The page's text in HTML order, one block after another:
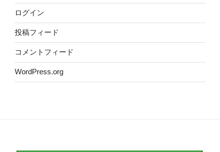
ログイン
投稿フィード
コメントフィード
WordPress.org